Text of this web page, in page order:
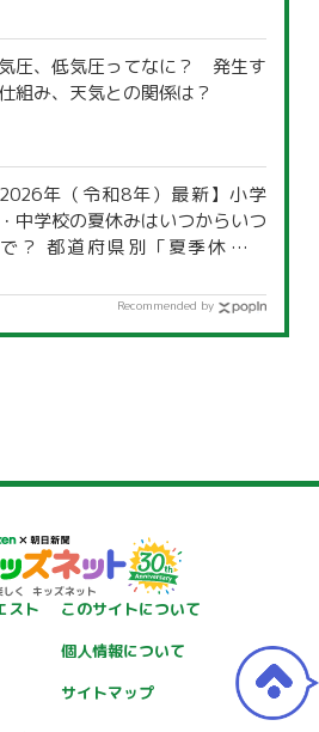
圧、低気圧ってなに？ 発生す
組み、天気との関係は？
2026年（令和8年）最新】小学
中学校の夏休みはいつからいつ
？ 都道府県別「夏季休暇一
Recommended by
スト
このサイトについて
個人情報について
サイトマップ